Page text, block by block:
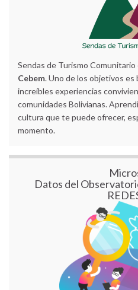
Sendas de Turismo
Cebem. Uno de los objetivos
increíbles experiencias
comunidades Bolivianas.
cultura que te puede ofrecer,
momento.
Datos del